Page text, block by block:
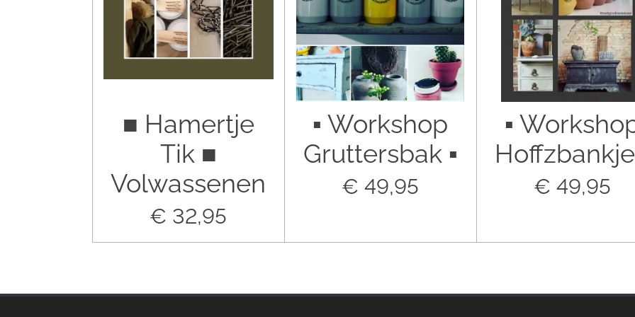
■ Hamertje
Tik ■
Volwassenen
€ 32,95
▪︎ Workshop
Gruttersbak ▪︎
€ 49,95
▪︎
€ 49,95